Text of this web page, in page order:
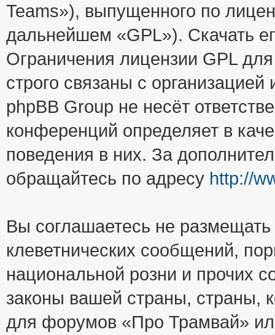
Teams»), выпущенного по
дальнейшем «GPL»). Скачать
Ограничения лицензии GPL
строго связаны с
phpBB Group не несёт
конференций определяет в
поведения в них. За
обращайтесь по адресу http://
Вы соглашаетесь не
клеветнических сообщений,
национальной розни и прочих
законы вашей страны, страны,
для форумов «Про Трамвай»